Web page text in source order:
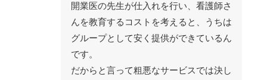
開業医の先生が仕入れを行い、看護師さ
んを教育するコストを考えると、うちは
グループとして安く提供ができているん
です。
だからと言って粗悪なサービスでは決し